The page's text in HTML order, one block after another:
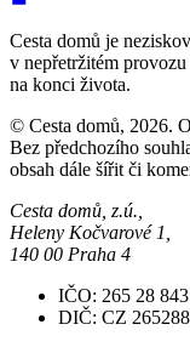
Cesta domů je
v nepřetržitém
na konci života.
© Cesta domů, 2026.
Bez předchozího
obsah dále šířit či
Cesta domů, z.ú.,
Heleny Kočvarové 1,
140 00 Praha 4
IČO: 265 28 843
DIČ: CZ